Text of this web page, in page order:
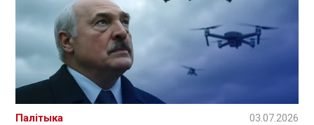
Палітыка 03.07.2026